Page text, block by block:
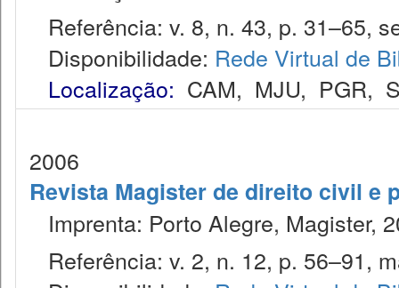
Referência: v. 8, n. 43, p. 31–65,
Disponibilidade: Rede Virtual de
Localização: CAM, MJU, PGR,
2006
Revista Magister de direito civil e
Imprenta: Porto Alegre, Magister,
Referência: v. 2, n. 12, p. 56–91,